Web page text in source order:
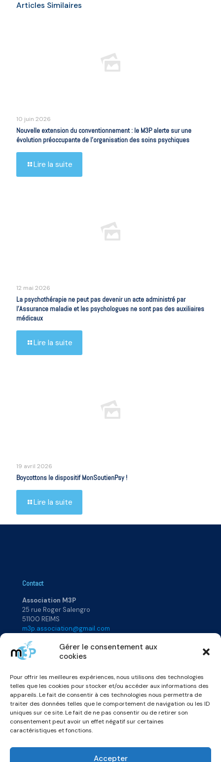
Gérer le consentement aux
cookies
Pour offrir les meilleures expériences, nous utilisons des technologies
telles que les cookies pour stocker et/ou accéder aux informations des
appareils. Le fait de consentir à ces technologies nous permettra de
traiter des données telles que le comportement de navigation ou les ID
uniques sur ce site. Le fait de ne pas consentir ou de retirer son
consentement peut avoir un effet négatif sur certaines
caractéristiques et fonctions.
Accepter
Articles Similaires
10 juin 2026
Nouvelle extension du conventionnement : le M3P alerte sur une
évolution préoccupante de l’organisation des soins psychiques
Lire la suite
12 mai 2026
La psychothérapie ne peut pas devenir un acte administré par
l’Assurance maladie et les psychologues ne sont pas des auxiliaires
médicaux
Lire la suite
19 avril 2026
Boycottons le dispositif MonSoutienPsy !
Lire la suite
Contact
Association M3P
25 rue Roger Salengro
51100 REIMS
m3p.association@gmail.com
Accueil
Qui sommes-nous ?
Actualités
Rejoignez-nous
Annuaire
Vidéos & Podcats